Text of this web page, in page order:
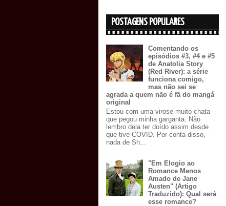
POSTAGENS POPULARES
Comentando os
episódios #3, #4 e #5
de Anatolia Story
(Red River): a série
funciona comigo,
mas não sei se
agrada a quem não é fã do mangá
original
Estou com uma virose muito chata
que pegou minha garganta. Não
lembro dela ter doído assim desde
que tive COVID. Por conta disso,
nada de Sh...
"Em Elogio ao
Romance Menos
Amado de Jane
Austen" (Artigo
Traduzido): Qual será
esse romance?